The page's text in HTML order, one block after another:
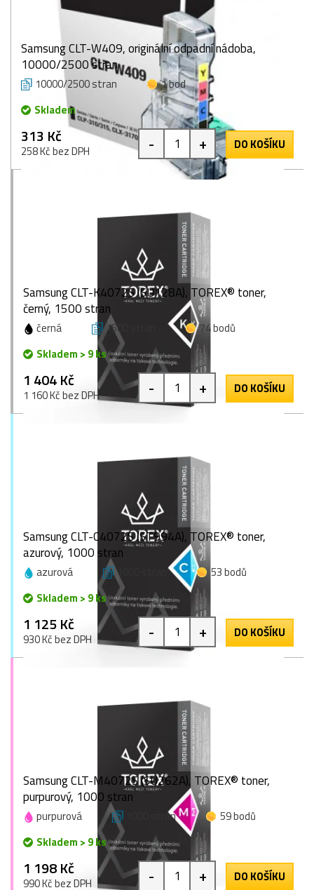
Samsung CLT-W409, originální odpadní nádoba,
10000/2500 stran
10000/2500 stran
1 bod
Skladem
313 Kč
258 Kč bez DPH - + DO KOŠÍKU
Samsung CLT-K4072S (SU128A), TOREX® toner,
černý, 1500 stran
černá 1500 stran
74 bodů
Skladem > 9 ks
1 404 Kč
1 160 Kč bez DPH - + DO KOŠÍKU
Samsung CLT-C4072S (ST994A), TOREX® toner,
azurový, 1000 stran
azurová 1000 stran
53 bodů
Skladem > 9 ks
1 125 Kč
930 Kč bez DPH - + DO KOŠÍKU
Samsung CLT-M4072S (SU262A), TOREX® toner,
purpurový, 1000 stran
purpurová 1000 stran
59 bodů
Skladem > 9 ks
1 198 Kč
990 Kč bez DPH - + DO KOŠÍKU